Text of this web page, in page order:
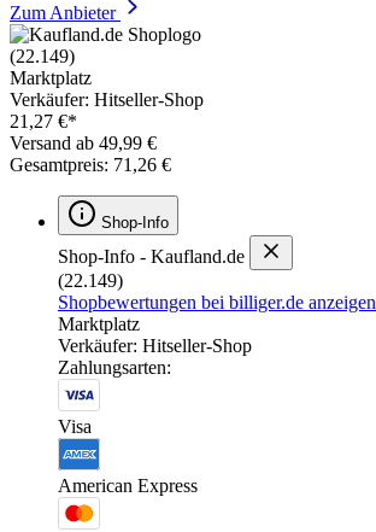
Zum Anbieter
(22.149)
Marktplatz
Verkäufer: Hitseller-Shop
21,27 €*
Versand ab 49,99 €
Gesamtpreis: 71,26 €
Shop-Info
Shop-Info - Kaufland.de
(22.149)
Shopbewertungen bei billiger.de anzeigen
Marktplatz
Verkäufer: Hitseller-Shop
Zahlungsarten:
Visa
American Express